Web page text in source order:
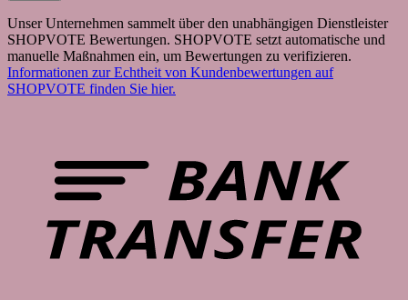
Unser Unternehmen sammelt über den unabhängigen Dienstleister
SHOPVOTE Bewertungen. SHOPVOTE setzt automatische und
manuelle Maßnahmen ein, um Bewertungen zu verifizieren.
Informationen zur Echtheit von Kundenbewertungen auf
SHOPVOTE finden Sie hier.